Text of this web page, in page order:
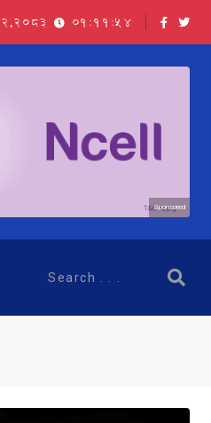
भन्छन्- समूह फेरेर सञ्चालक पदमा बस्न मिल्दैन
01:11:54
Sponsored